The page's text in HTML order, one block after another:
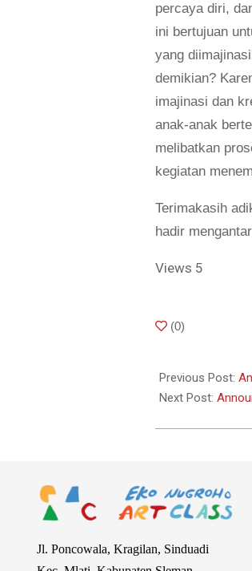
percaya diri,
ini bertujuan
yang
demikian?
imajinasi dan
anak-anak
melibatkan
kegiatan
Terimakasih
hadir
Views 5
2018-
(0)
Previous Post:
Next Post:
Jl. Poncowala, Kragilan, Sinduadi